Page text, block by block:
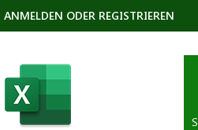
ANMELDEN ODER REGISTRIEREN